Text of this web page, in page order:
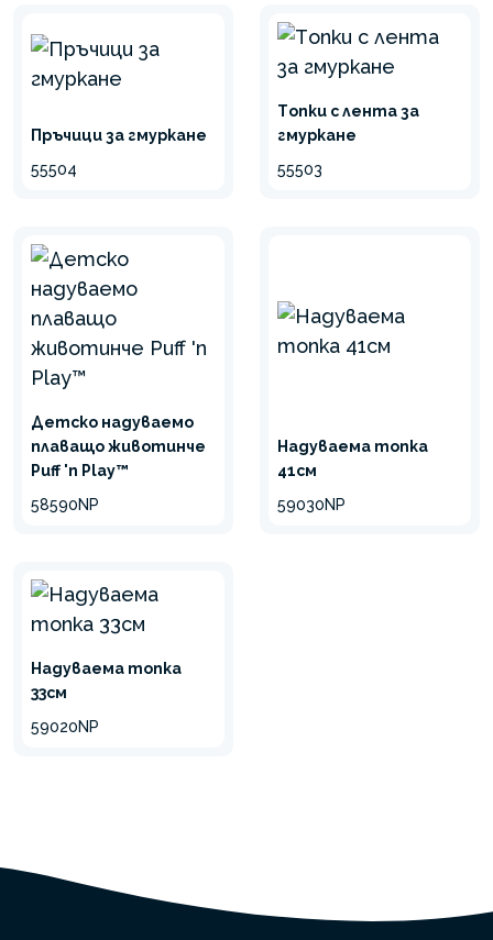
Пръчици за гмуркане
55504
Tопки с лента за
гмуркане
55503
Детско надуваемо
плаващо животинче
Puff 'n Play™
58590NP
Надуваема топка
41см
59030NP
Надуваема топка
33см
59020NP